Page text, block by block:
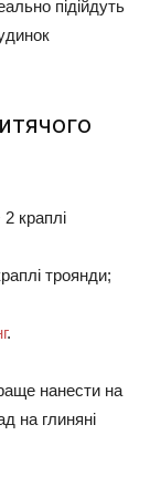
підійдуть
краплі
троянди;
.
нанести на
на глиняні